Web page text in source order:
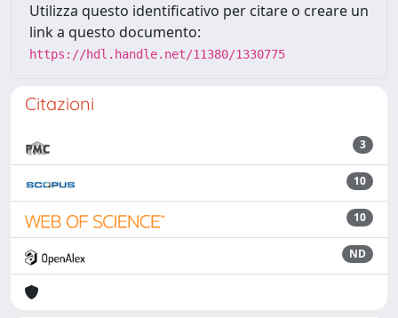
Utilizza questo identificativo per citare o creare un
link a questo documento:
https://hdl.handle.net/11380/1330775
Citazioni
3
10
10
ND